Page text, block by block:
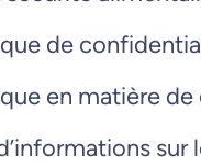
de
en matière
sur